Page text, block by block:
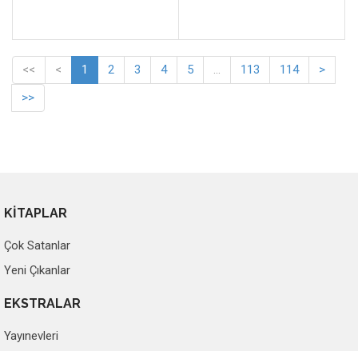
<< < 1 2 3 4 5 ... 113 114
>
>>
KİTAPLAR
Çok Satanlar
Yeni Çıkanlar
EKSTRALAR
Yayınevleri